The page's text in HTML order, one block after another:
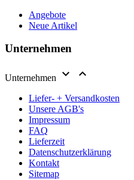
Angebote
Neue Artikel
Unternehmen
Unternehmen  
Liefer- + Versandkosten
Unsere AGB's
Impressum
FAQ
Lieferzeit
Datenschutzerklärung
Kontakt
Sitemap